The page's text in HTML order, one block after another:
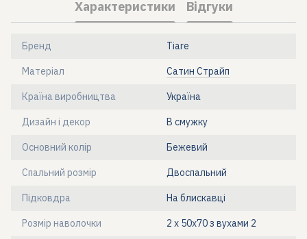
Характеристики Відгуки
Бренд Tiare
Матеріал Сатин Страйп
Країна виробництва Україна
Дизайн і декор В смужку
Основний колір Бежевий
Спальний розмір Двоспальний
Підковдра На блискавці
Розмір наволочки 2 х 50х70 з вухами 2